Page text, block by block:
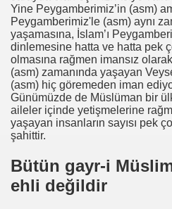
Yine Peygamberimiz’in (asm)
Peygamberimiz'le (asm) aynı
yaşamasına, İslam’ı
dinlemesine hatta ve hatta pek
olmasına rağmen imansız
(asm) zamanında yaşayan
(asm) hiç göremeden iman
Günümüzde de Müslüman bir
aileler içinde yetişmelerine
yaşayan insanların sayısı pek
şahittir.
Bütün gayr-i
ehli değildir